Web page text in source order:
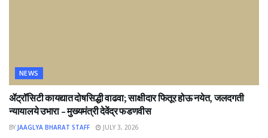
NEWS
ॲट्रॉसिटी कायद्यात दोषसिद्धी वाढवा; साक्षीदार फितूर होऊ नयेत, जलदगती
न्यायालये उभारा – मुख्यमंत्री देवेंद्र फडणवीस
BY JAAGLYA BHARAT STAFF JULY 3, 2026